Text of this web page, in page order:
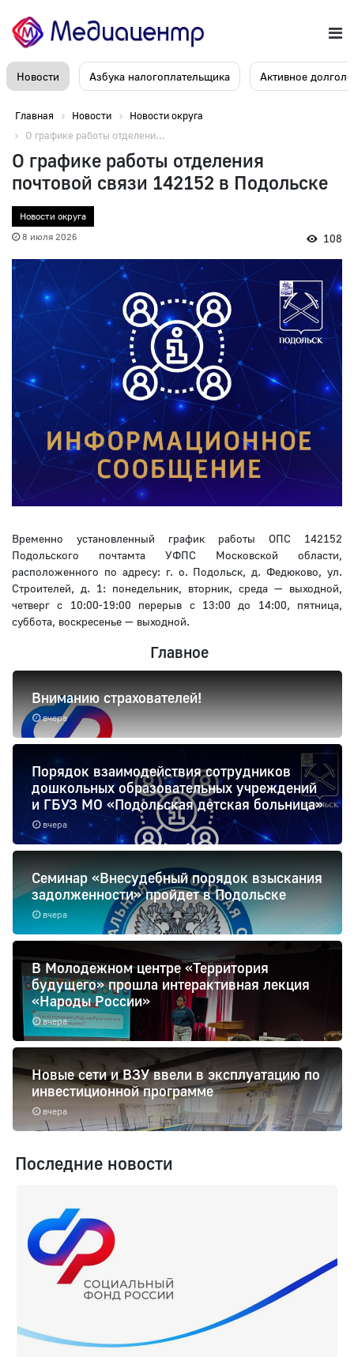
Новости Азбука налогоплательщика Активное
Главная Новости
Новости округа
О графике работы отделени...
О графике работы отделения
почтовой связи 142152 в Подольске
Новости округа
8 июля 2026
108
Временно установленный график работы ОПС 142152
Подольского почтамта УФПС Московской области,
расположенного по адресу: г. о. Подольск, д. Федюково, ул.
Строителей, д. 1: понедельник, вторник, среда — выходной,
четверг с 10:00-19:00 перерыв с 13:00 до 14:00, пятница,
суббота, воскресенье — выходной.
Главное
вчера
Вниманию страхователей!
вчера
Порядок взаимодействия сотрудников
дошкольных образовательных учреждений
и ГБУЗ МО «Подольская детская больница»
вчера
Семинар «Внесудебный порядок взыскания
задолженности» пройдет в Подольске
вчера
В Молодежном центре «Территория
будущего» прошла интерактивная лекция
«Народы России»
вчера
Новые сети и ВЗУ ввели в эксплуатацию по
инвестиционной программе
Последние новости